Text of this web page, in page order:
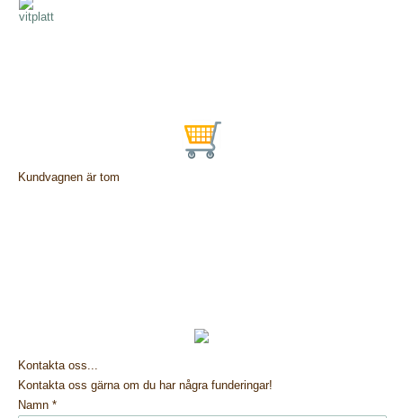
Kundvagnen är tom
Kontakta oss...
Kontakta oss gärna om du har några funderingar!
Namn*